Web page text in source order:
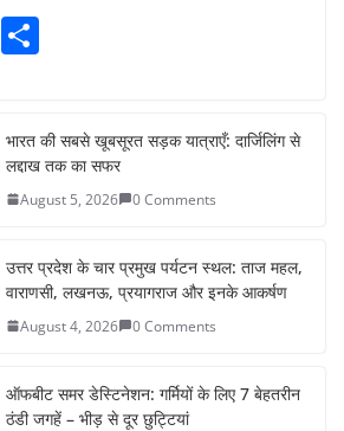
E
e
भारत की सबसे खूबसूरत सड़क यात्राएँ: दार्जिलिंग से
लद्दाख तक का सफर
August 5, 2026 0 Comments
उत्तर प्रदेश के चार प्रमुख पर्यटन स्थल: ताज महल,
वाराणसी, लखनऊ, प्रयागराज और इनके आकर्षण
August 4, 2026 0 Comments
ऑफबीट समर डेस्टिनेशन: गर्मियों के लिए 7 बेहतरीन
ठंडी जगहें – भीड़ से दूर छुट्टियां